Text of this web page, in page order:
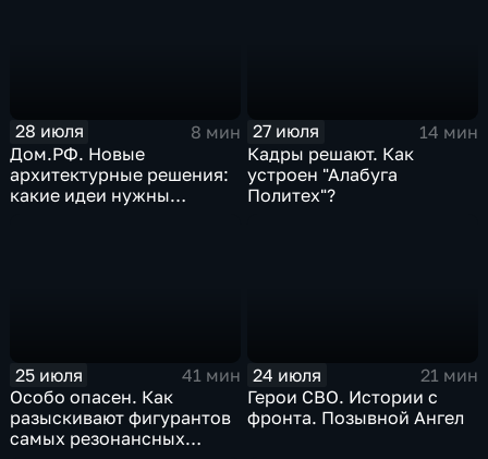
28 июля
8 мин
Дом.РФ. Новые
архитектурные решения:
какие идеи нужны
27 июля
14 мин
Кадры решают. Как
устроен "Алабуга
Политех"?
25 июля
41 мин
Особо опасен. Как
разыскивают фигурантов
самых резонансных
24 июля
21 мин
Герои СВО. Истории с
фронта. Позывной Ангел